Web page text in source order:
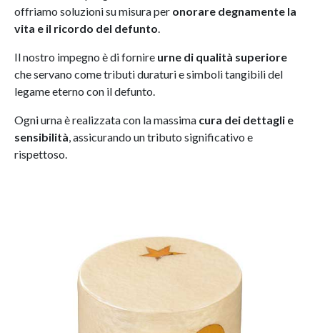
offriamo soluzioni su misura per onorare degnamente la
vita e il ricordo del defunto.
Il nostro impegno è di fornire urne di qualità superiore
che servano come tributi duraturi e simboli tangibili del
legame eterno con il defunto.
Ogni urna è realizzata con la massima cura dei dettagli e
sensibilità, assicurando un tributo significativo e
rispettoso.